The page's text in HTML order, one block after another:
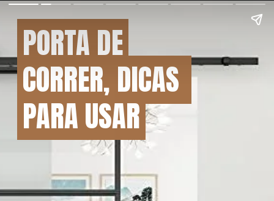
PORTA DE
CORRER, DICAS
PARA USAR
PORTA DE
CORRER, DICAS
PARA USAR